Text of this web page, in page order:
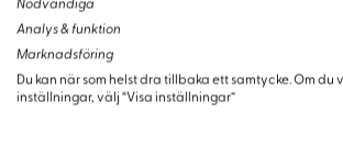
Nödvändiga
Analys & funktion
Marknadsföring
Du kan när som helst dra tillbaka ett samtycke. Om
inställningar, välj “Visa inställningar”